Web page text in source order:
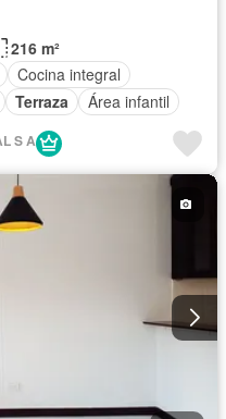
216 m²
Cocina integral
Terraza
Área infantil
S A